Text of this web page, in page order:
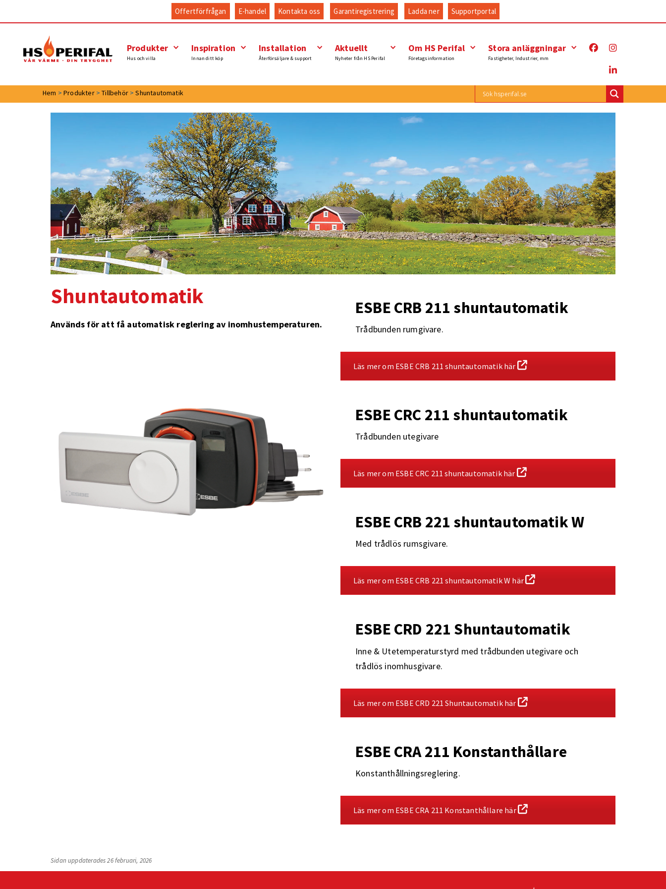
Offertförfrågan E-handel Kontakta oss Garantiregistrering Ladda ner Supportportal
Produkter
Hus och villa
Inspiration
Innan ditt köp
Installation
Återförsäljare & support
Aktuellt
Nyheter från HS Perifal
Om HS Perifal
Företagsinformation
Stora anläggningar
Fastigheter, Industrier, mm
Hem >Produkter>Tillbehör>Shuntautomatik
Shuntautomatik
Används för att få automatisk reglering av inomhustemperaturen.
ESBE CRB 211 shuntautomatik
Trådbunden rumgivare.
Läs mer om ESBE CRB 211 shuntautomatik här
ESBE CRC 211 shuntautomatik
Trådbunden utegivare
Läs mer om ESBE CRC 211 shuntautomatik här
ESBE CRB 221 shuntautomatik W
Med trådlös rumsgivare.
Läs mer om ESBE CRB 221 shuntautomatik W här
ESBE CRD 221 Shuntautomatik
Inne & Utetemperaturstyrd med trådbunden utegivare och
trådlös inomhusgivare.
Läs mer om ESBE CRD 221 Shuntautomatik här
ESBE CRA 211 Konstanthållare
Konstanthållningsreglering.
Läs mer om ESBE CRA 211 Konstanthållare här
Sidan uppdaterades 26 februari, 2026